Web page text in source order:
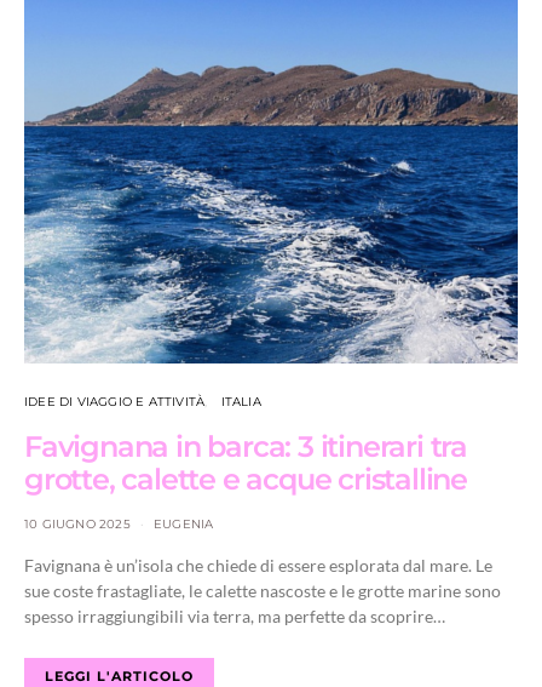
IDEE DI VIAGGIO E ATTIVITÀ ITALIA
Favignana in barca: 3 itinerari tra
grotte, calette e acque cristalline
10 GIUGNO 2025 EUGENIA
Favignana è un’isola che chiede di essere esplorata dal mare. Le
sue coste frastagliate, le calette nascoste e le grotte marine sono
spesso irraggiungibili via terra, ma perfette da scoprire…
LEGGI L'ARTICOLO